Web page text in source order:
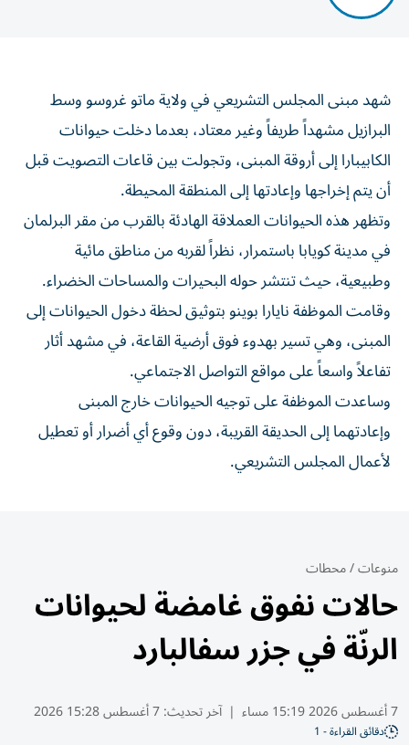
شهد مبنى المجلس التشريعي في ولاية ماتو غروسو وسط
البرازيل مشهداً طريفاً وغير معتاد، بعدما دخلت حيوانات
الكابيبارا إلى أروقة المبنى، وتجولت بين قاعات التصويت قبل
أن يتم إخراجها وإعادتها إلى المنطقة المحيطة.
وتظهر هذه الحيوانات العملاقة الهادئة بالقرب من مقر البرلمان
في مدينة كويابا باستمرار، نظراً لقربه من مناطق مائية
وطبيعية، حيث تنتشر حوله البحيرات والمساحات الخضراء.
وقامت الموظفة نايارا بوينو بتوثيق لحظة دخول الحيوانات إلى
المبنى، وهي تسير بهدوء فوق أرضية القاعة، في مشهد أثار
تفاعلاً واسعاً على مواقع التواصل الاجتماعي.
وساعدت الموظفة على توجيه الحيوانات خارج المبنى
وإعادتهما إلى الحديقة القريبة، دون وقوع أي أضرار أو تعطيل
لأعمال المجلس التشريعي.
منوعات/محطات
حالات نفوق غامضة لحيوانات
الرنّة في جزر سفالبارد
7 أغسطس 2026 15:19 مساء | آخر تحديث:7 أغسطس 15:28 2026
دقائق القراءة - 1